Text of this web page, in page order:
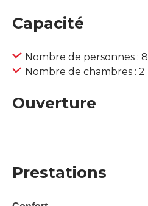
Capacité
Nombre de personnes : 8
Nombre de chambres : 2
Ouverture
Prestations